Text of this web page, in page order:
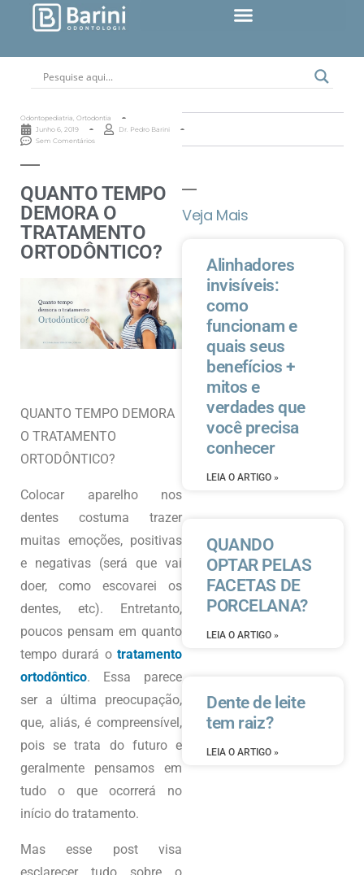
Odontopediatria, Ortodontia
Junho 6, 2019
Dr. Pedro Barini
Sem Comentários
QUANTO TEMPO
DEMORA O
TRATAMENTO
ORTODÔNTICO?
QUANTO TEMPO DEMORA
O TRATAMENTO
ORTODÔNTICO?
Colocar aparelho nos
dentes costuma trazer
muitas emoções, positivas
e negativas (será que vai
doer, como escovarei os
dentes, etc). Entretanto,
poucos pensam em quanto
tempo durará o tratamento
ortodôntico. Essa parece
ser a última preocupação,
que, aliás, é compreensível,
pois se trata do futuro e
geralmente pensamos em
tudo o que ocorrerá no
início do tratamento.
Mas esse post visa
Veja Mais
Alinhadores
invisíveis:
como
funcionam e
quais seus
benefícios +
mitos e
verdades que
você precisa
conhecer
LEIA O ARTIGO »
QUANDO
OPTAR PELAS
FACETAS DE
PORCELANA?
LEIA O ARTIGO »
Dente de leite
tem raiz?
LEIA O ARTIGO »